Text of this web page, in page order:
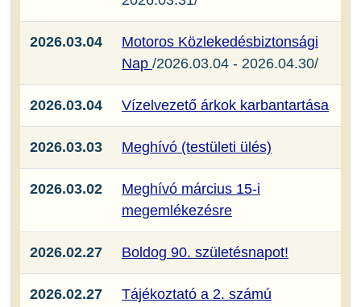
2026.03.04
Motoros Közlekedésbiztonsági
Nap /2026.03.04 - 2026.04.30/
2026.03.04 Vízelvezető árkok karbantartása
2026.03.03 Meghívó (testületi ülés)
2026.03.02
Meghívó március 15-i
megemlékezésre
2026.02.27 Boldog 90. születésnapot!
2026.02.27
Tájékoztató a 2. számú